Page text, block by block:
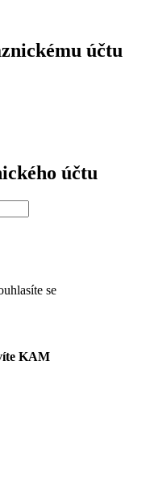
účtu
účtu
se
KAM